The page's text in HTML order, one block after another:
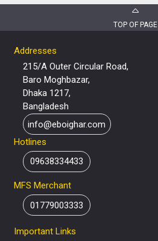
TOP OF PAGE
Addresses
215/A Outer Circular Road,
Baro Moghbazar,
Dhaka 1217,
Bangladesh
info@eboighar.com
Hotlines
09638334433
MFS Merchant
01779003333
Important Links